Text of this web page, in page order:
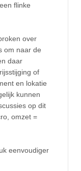
flinke
over
om naar de
daar
of
en lokatie
kunnen
op dit
omzet =
eenvoudiger